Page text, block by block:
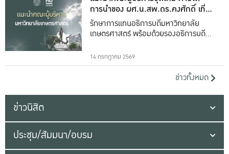
การนำของ ผศ.น.สพ.ดร.คงศักดิ์ เที่ยง
ธรรม
รักษาการแทนอธิการบดีมหาวิทยาลัย
เกษตรศาสตร์ พร้อมด้วยรองอธิการบดีทั้ง
14 กรกฎาคม 2569
ข่าวทั้งหมด
ข่าวนิสิต
ประชุม/สัมมนา/อบรม